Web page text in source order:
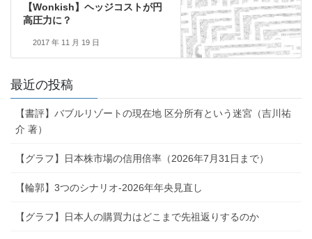
【Wonkish】ヘッジコストが円
高圧力に？
2017 年 11 月 19 日
最近の投稿
【書評】バブルリゾートの現在地 区分所有という迷宮（吉川祐
介 著）
【グラフ】日本株市場の信用倍率（2026年7月31日まで）
【輪郭】3つのシナリオ-2026年年央見直し
【グラフ】日本人の購買力はどこまで先祖返りするのか